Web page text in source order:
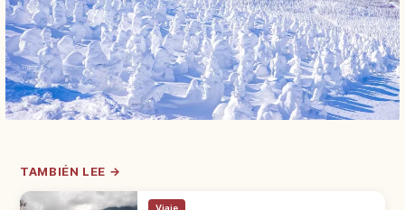
TAMBIÉN LEE →
Viaje